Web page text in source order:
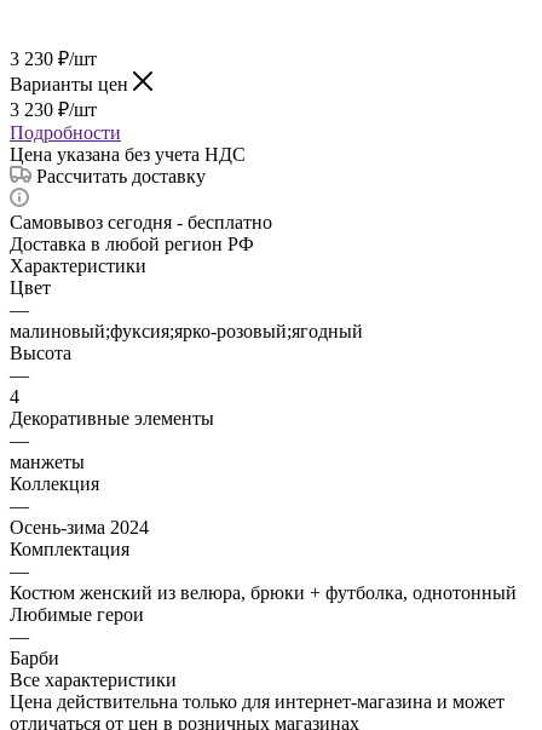
3 230 ₽/шт
Варианты цен
3 230 ₽/шт
Подробности
Цена указана без учета НДС
Рассчитать доставку
Самовывоз сегодня - бесплатно
Доставка в любой регион РФ
Характеристики
Цвет
—
малиновый;фуксия;ярко-розовый;ягодный
Высота
—
4
Декоративные элементы
—
манжеты
Коллекция
—
Осень-зима 2024
Комплектация
—
Костюм женский из велюра, брюки + футболка, однотонный
Любимые герои
—
Барби
Все характеристики
Цена действительна только для интернет-магазина и может
отличаться от цен в розничных магазинах